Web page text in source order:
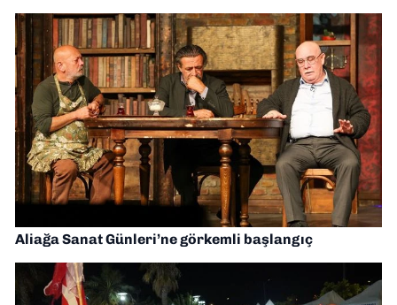
Aliağa Sanat Günleri’ne görkemli başlangıç